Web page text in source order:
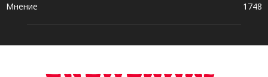
Мнение
1748